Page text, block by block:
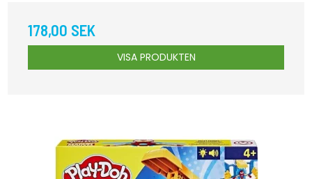
178,00 SEK
VISA PRODUKTEN